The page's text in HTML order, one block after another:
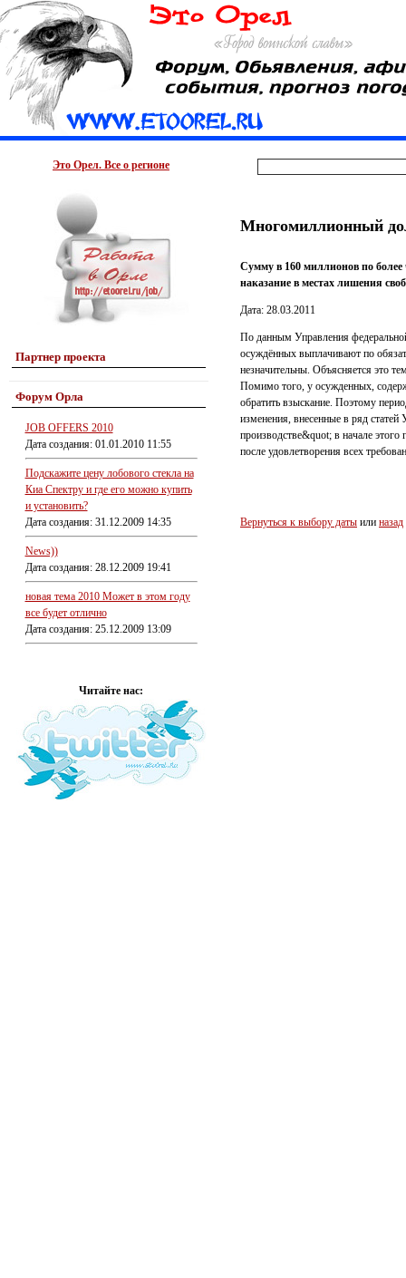
Это Орел. Все о регионе
Партнер проекта
Форум Орла
JOB OFFERS 2010
Дата создания: 01.01.2010 11:55
Подскажите цену лобового стекла на
Киа Спектру и где его можно купить
и установить?
Дата создания: 31.12.2009 14:35
News))
Дата создания: 28.12.2009 19:41
новая тема 2010 Может в этом году
все будет отлично
Дата создания: 25.12.2009 13:09
Читайте нас:
Многомиллионный
Сумму в 160 миллионов по
наказание в местах лишения
Дата: 28.03.2011
По данным Управления
осуждённых выплачивают по
незначительны. Объясняется это
Помимо того, у осужденных,
обратить взыскание. Поэтому
изменения, внесенные в ряд
производстве&quot; в начале
после удовлетворения всех
Вернуться к выбору даты или назад